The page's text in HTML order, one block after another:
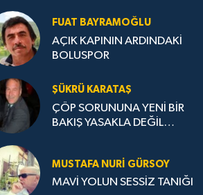
FUAT BAYRAMOĞLU
AÇIK KAPININ ARDINDAKİ
BOLUSPOR
ŞÜKRÜ KARATAŞ
ÇÖP SORUNUNA YENİ BİR
BAKIŞ YASAKLA DEĞİL
MUSTAFA NURI GÜRSOY
MAVİ YOLUN SESSİZ TANIĞI